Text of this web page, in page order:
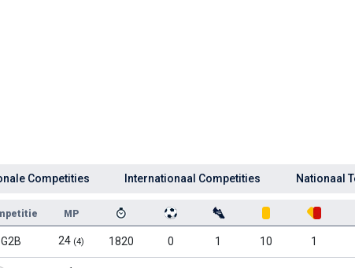
Competities Internationaal Competities Nationaal
MP
G2B 24 (4) 1820 0 1 10 1